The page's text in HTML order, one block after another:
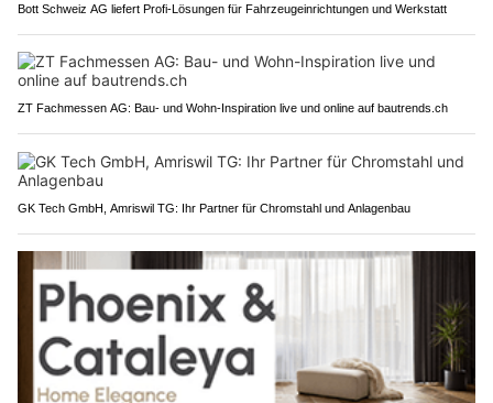
Bott Schweiz AG liefert Profi-Lösungen für Fahrzeugeinrichtungen und Werkstatt
ZT Fachmessen AG: Bau- und Wohn-Inspiration live und online auf bautrends.ch
GK Tech GmbH, Amriswil TG: Ihr Partner für Chromstahl und Anlagenbau